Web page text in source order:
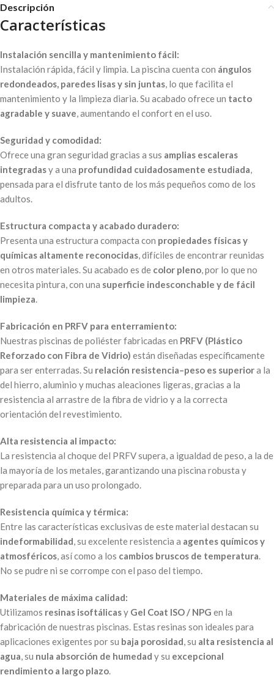
Descripción
Características
Instalación sencilla y mantenimiento fácil:
Instalación rápida, fácil y limpia. La piscina cuenta con ángulos
redondeados, paredes lisas y sin juntas, lo que facilita el
mantenimiento y la limpieza diaria. Su acabado ofrece un tacto
agradable y suave, aumentando el confort en el uso.
Seguridad y comodidad:
Ofrece una gran seguridad gracias a sus amplias escaleras
integradasy a una profundidad cuidadosamente estudiada,
pensada para el disfrute tanto de los más pequeños como de los
adultos.
Estructura compacta y acabado duradero:
Presenta una estructura compacta con propiedades físicas y
químicas altamente reconocidas, difíciles de encontrar reunidas
en otros materiales. Su acabado es de color pleno, por lo que no
necesita pintura, con una superficie indesconchable y de fácil
limpieza.
Fabricación en PRFV para enterramiento:
Nuestras piscinas de poliéster fabricadas en PRFV (Plástico
Reforzado con Fibra de Vidrio) están diseñadas específicamente
para ser enterradas. Su relación resistencia–peso es superiora la
del hierro, aluminio y muchas aleaciones ligeras, gracias a la
resistencia al arrastre de la fibra de vidrio y a la correcta
orientación del revestimiento.
Alta resistencia al impacto:
La resistencia al choque del PRFV supera, a igualdad de peso, a la de
la mayoría de los metales, garantizando una piscina robusta y
preparada para un uso prolongado.
Resistencia química y térmica:
Entre las características exclusivas de este material destacan su
indeformabilidad, su excelente resistencia a agentes químicos y
atmosféricos, así como a los cambios bruscos de temperatura.
No se pudre ni se corrompe con el paso del tiempo.
Materiales de máxima calidad:
Utilizamos resinas isoftálicasy Gel Coat ISO / NPG en la
fabricación de nuestras piscinas. Estas resinas son ideales para
aplicaciones exigentes por su baja porosidad, su alta resistencia al
agua, su nula absorción de humedad y su excepcional
rendimiento a largo plazo.